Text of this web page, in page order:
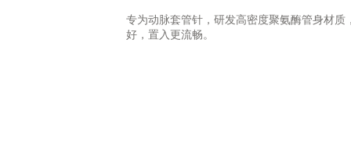
专为动脉套管针，研发高密度聚氨酶管身材质
好，置入更流畅。